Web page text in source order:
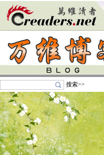
搜索>>